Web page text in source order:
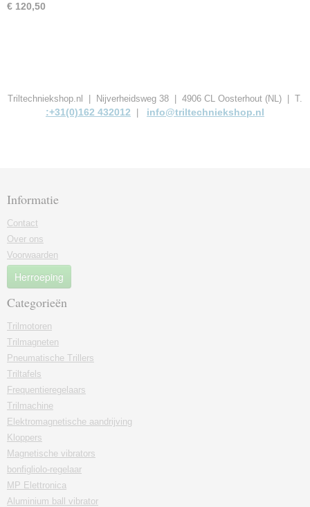
€ 120,50
Triltechniekshop.nl | Nijverheidsweg 38 | 4906 CL Oosterhout (NL) | T.
:+31(0)162 432012 info@triltechniekshop.nl
Informatie
Contact
Over ons
Voorwaarden
Herroeping
Categorieën
Trilmotoren
Trilmagneten
Pneumatische Trillers
Triltafels
Frequentieregelaars
Trilmachine
Elektromagnetische aandrijving
Kloppers
Magnetische vibrators
bonfigliolo-regelaar
MP Elettronica
Aluminium ball vibrator